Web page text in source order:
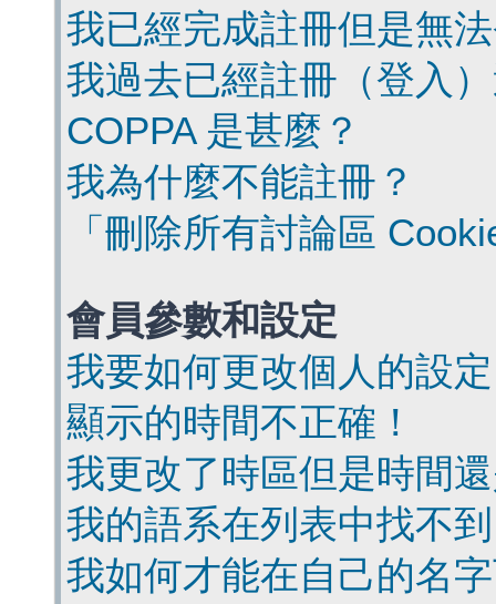
我已經完成註冊但是無
我過去已經註冊（登入
COPPA 是甚麼？
我為什麼不能註冊？
「刪除所有討論區
會員參數和設定
我要如何更改個人的設
顯示的時間不正確！
我更改了時區但是時間
我的語系在列表中找不
我如何才能在自己的名